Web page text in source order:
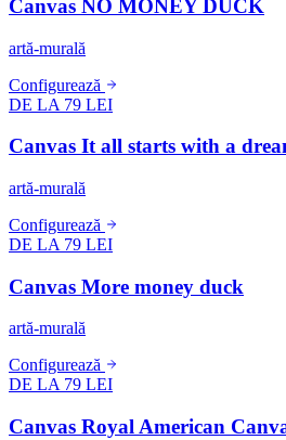
Canvas NO MONEY DUCK
artă-murală
Configurează
DE LA 79 LEI
Canvas It all starts with a
artă-murală
Configurează
DE LA 79 LEI
Canvas More money duck
artă-murală
Configurează
DE LA 79 LEI
Canvas Royal American